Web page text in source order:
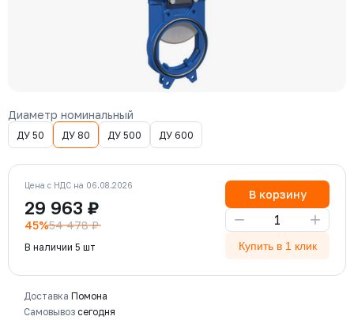
Диаметр номинальный
ДУ 50 ДУ 80 ДУ 500 ДУ 600
Цена с НДС на 06.08.2026
29 963 ₽
45%54 478 ₽
В наличии 5 шт
В корзину
− +
Купить в 1 клик
Доставка Помона
Самовывоз сегодня